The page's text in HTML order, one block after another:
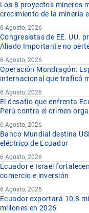
Los 8 proyectos mineros
crecimiento de la minería
6 Agosto, 2026
Congresistas de EE. UU.
Aliado Importante no
6 Agosto, 2026
Operación Mondragón:
internacional que traficó
6 Agosto, 2026
El desafío que enfrenta
Perú contra el crimen
6 Agosto, 2026
Banco Mundial destina
eléctrico de Ecuador
6 Agosto, 2026
Ecuador e Israel
comercio e inversión
6 Agosto, 2026
Ecuador exportará 10,8
millones en 2026